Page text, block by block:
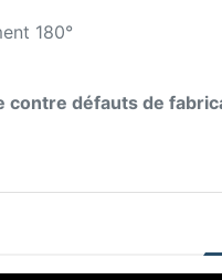
180°
contre défauts de